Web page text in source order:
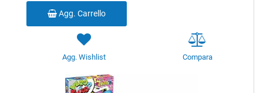
Agg. Carrello
Agg. Wishlist Compara